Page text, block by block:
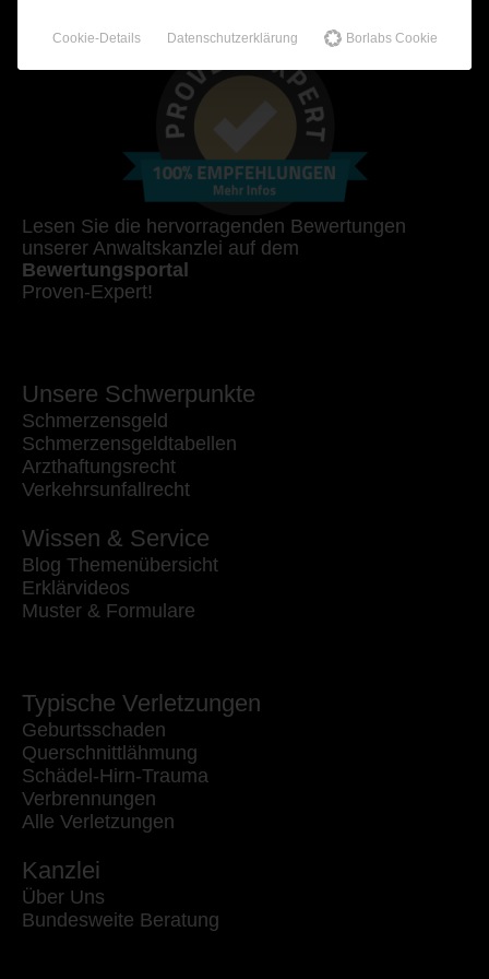
Lesen Sie die hervorragenden Bewertungen
unserer Anwaltskanzlei auf dem
Bewertungsportal
Proven-Expert!
Unsere Schwerpunkte
Schmerzensgeld
Schmerzensgeldtabellen
Arzthaftungsrecht
Verkehrsunfallrecht
Wissen & Service
Blog Themenübersicht
Erklärvideos
Muster & Formulare
Typische Verletzungen
Geburtsschaden
Querschnittlähmung
Schädel-Hirn-Trauma
Verbrennungen
Alle Verletzungen
Kanzlei
Über Uns
Bundesweite Beratung
Cookie-Details Datenschutzerklärung Borlabs Cookie